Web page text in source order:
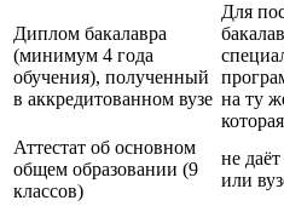
Диплом бакалавра
(минимум 4 года
обучения), полученный
в аккредитованном вузе
Для
на ту
Аттестат об основном
общем образовании (9
классов)
не
или